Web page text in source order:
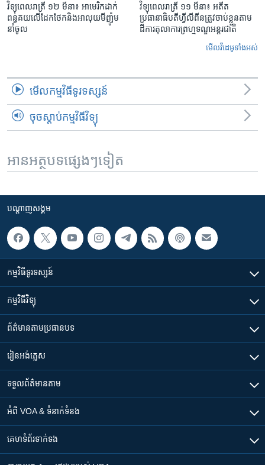
វិទ្យុពេលរាត្រី ១២ មីនា៖ អាមេរិក​ដាក់​
ពន្ធគយ​លើ​ដែកថែក​និង​អាលុយ​មីញ៉ូម​
នាំចូល
វិទ្យុពេលរាត្រី ១១ មីនា៖ អតីត​
ប្រធានាធិបតីហ្វីលីពីន​ត្រូវ​ចាប់ខ្លួនតាម
ដីការ​តុលាការ​ព្រហ្មទណ្ឌ​អន្តរជាតិ
មើល​វីដេអូ​ទាំង​អស់
មើល​កម្មវិធី​ទូរទស្សន៍
ចុចស្តាប់កម្មវិធីវិទ្យុ
អានអត្ថបទផ្សេងៗទៀត
បណ្តាញ​សង្គម
កម្មវិធី​ទូរទស្សន៍
កម្មវិធី​វិទ្យុ
ព័ត៌មាន​តាមប្រធានបទ​
រៀន​​អង់គ្លេស
ទទួល​ព័ត៌មាន​តាម
អំពី​ VOA & ទំនាក់ទំនង
គេហទំព័រ​​ទាក់ទង